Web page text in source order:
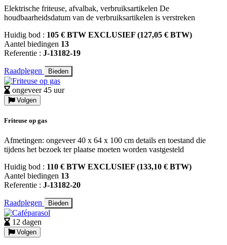
Elektrische friteuse, afvalbak, verbruiksartikelen De
houdbaarheidsdatum van de verbruiksartikelen is verstreken
Huidig bod : 105 € BTW EXCLUSIEF (127,05 € BTW)
Aantel biedingen 13
Referentie : J-13182-19
Raadplegen Bieden
ongeveer 45 uur
Volgen
Friteuse op gas
Afmetingen: ongeveer 40 x 64 x 100 cm details en toestand die
tijdens het bezoek ter plaatse moeten worden vastgesteld
Huidig bod : 110 € BTW EXCLUSIEF (133,10 € BTW)
Aantel biedingen 13
Referentie : J-13182-20
Raadplegen Bieden
12 dagen
Volgen